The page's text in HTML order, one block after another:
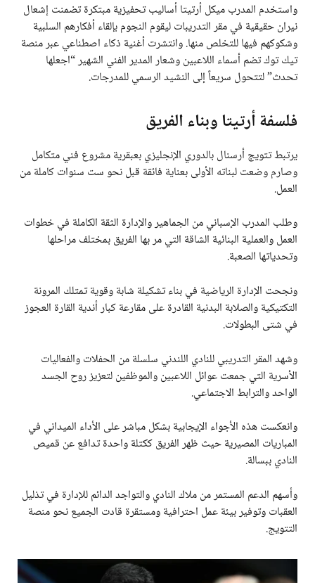
واستخدم المدرب ميكل أرتيتا أساليب تحفيزية مبتكرة تضمنت إشعال
نيران حقيقية في مقر التدريبات ليقوم النجوم بإلقاء أفكارهم السلبية
وشكوكهم فيها للتخلص منها. وانتشرت أغنية ذكاء اصطناعي عبر منصة
تيك توك تضم أسماء اللاعبين وشعار المدير الفني الشهير “اجعلها
تحدث” لتتحول سريعاً إلى النشيد الرسمي للمدرجات.
فلسفة أرتيتا وبناء الفريق
يرتبط تتويج أرسنال بالدوري الإنجليزي بعبقرية مشروع فني متكامل
وصارم وضعت لبناته الأولى بعناية فائقة قبل نحو ست سنوات كاملة من
العمل.
وطلب المدرب الإسباني من الجماهير والإدارة الثقة الكاملة في خطوات
العمل والعملية البنائية الشاقة التي مر بها الفريق بمختلف مراحلها
وتحدياتها الصعبة.
ونجحت الإدارة الرياضية في بناء تشكيلة شابة وقوية تمتلك المرونة
التكتيكية والصلابة البدنية القادرة على مقارعة كبار أندية القارة العجوز
في شتى البطولات.
وشهد المقر التدريبي للنادي اللندني سلسلة من الحفلات والفعاليات
الأسرية التي جمعت عوائل اللاعبين والموظفين لتعزيز روح الجسد
الواحد والترابط الاجتماعي.
وانعكست هذه الأجواء الإيجابية بشكل مباشر على الأداء الميداني في
المباريات المصيرية حيث ظهر الفريق ككتلة واحدة تدافع عن قميص
النادي ببسالة.
وأسهم الدعم المستمر من ملاك النادي والتواجد الدائم للإدارة في تذليل
العقبات وتوفير بيئة عمل احترافية ومستقرة قادت الجميع نحو منصة
التتويج.